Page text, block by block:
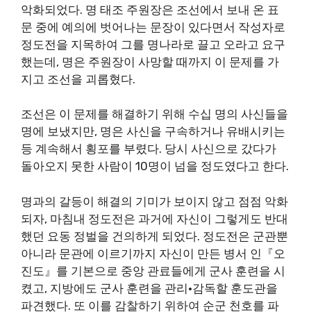
악화되었다. 명 태조 주원장은 조선에서 보내 온 표
문 중에 예의에 벗어나는 문장이 있다면서 작성자로
정도전을 지목하여 그를 명나라로 끌고 오라고 요구
했는데, 명은 주원장이 사망할 때까지 이 문제를 가
지고 조선을 괴롭혔다.
조선은 이 문제를 해결하기 위해 수십 명의 사신들을
명에 보냈지만, 명은 사신을 구속하거나 유배시키는
등 계속해서 횡포를 부렸다. 당시 사신으로 갔다가
돌아오지 못한 사람이 10명이 넘을 정도였다고 한다.
명과의 갈등이 해결의 기미가 보이지 않고 점점 악화
되자, 마침내 정도전은 과거에 자신이 그렇게도 반대
했던 요동 정벌을 건의하게 되었다. 정도전은 군관뿐
아니라 문관에 이르기까지 자신이 만든 병서 인『오
진도』를 기본으로 중앙 관료들에게 군사 훈련을 시
켰고, 지방에도 군사 훈련을 관리·감독할 훈도관을
파견했다. 또 이를 감찰하기 위하여 순군 천호를 파